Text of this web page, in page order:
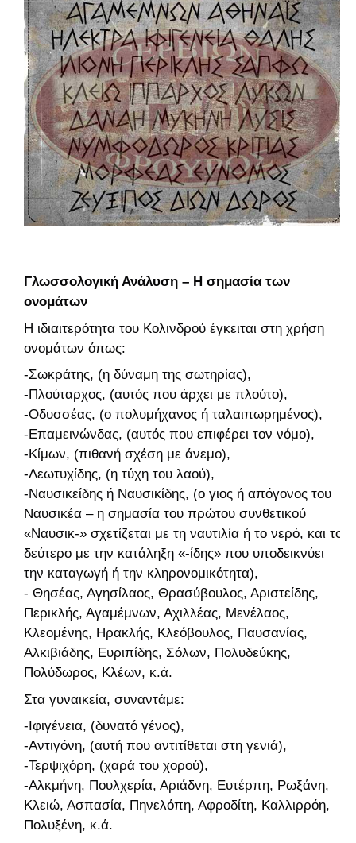
Γλωσσολογική Ανάλυση – Η σημασία των
ονομάτων
Η ιδιαιτερότητα του Κολινδρού έγκειται στη χρήση
ονομάτων όπως:
-Σωκράτης, (η δύναμη της σωτηρίας),
-Πλούταρχος, (αυτός που άρχει με πλούτο),
-Οδυσσέας, (ο πολυμήχανος ή ταλαιπωρημένος),
-Επαμεινώνδας, (αυτός που επιφέρει τον νόμο),
-Κίμων, (πιθανή σχέση με άνεμο),
-Λεωτυχίδης, (η τύχη του λαού),
-Ναυσικείδης ή Ναυσικίδης, (ο γιος ή απόγονος του
Ναυσικέα – η σημασία του πρώτου συνθετικού
«Ναυσικ-» σχετίζεται με τη ναυτιλία ή το νερό, και το
δεύτερο με την κατάληξη «-ίδης» που υποδεικνύει
την καταγωγή ή την κληρονομικότητα),
- Θησέας, Αγησίλαος, Θρασύβουλος, Αριστείδης,
Περικλής, Αγαμέμνων, Αχιλλέας, Μενέλαος,
Κλεομένης, Ηρακλής, Κλεόβουλος, Παυσανίας,
Αλκιβιάδης, Ευριπίδης, Σόλων, Πολυδεύκης,
Πολύδωρος, Κλέων, κ.ά.
Στα γυναικεία, συναντάμε:
-Ιφιγένεια, (δυνατό γένος),
-Αντιγόνη, (αυτή που αντιτίθεται στη γενιά),
-Τερψιχόρη, (χαρά του χορού),
-Αλκμήνη, Πουλχερία, Αριάδνη, Ευτέρπη, Ρωξάνη,
Κλειώ, Ασπασία, Πηνελόπη, Αφροδίτη, Καλλιρρόη,
Πολυξένη, κ.ά.